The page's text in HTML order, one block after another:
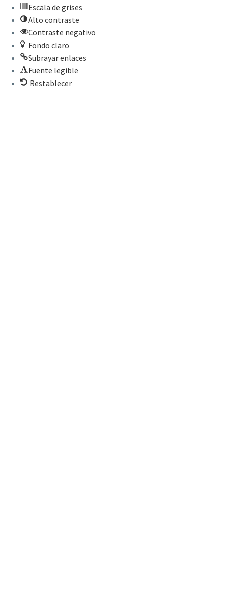
Escala de grises
Alto contraste
Contraste negativo
Fondo claro
Subrayar enlaces
Fuente legible
Restablecer